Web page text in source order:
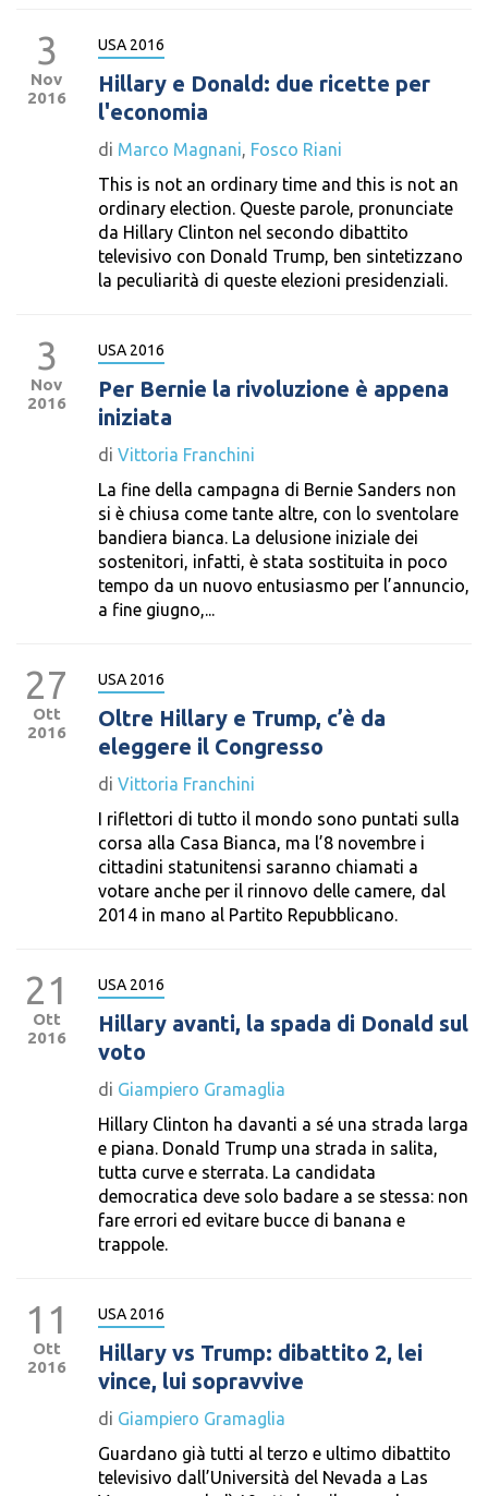
3
Nov
2016
USA 2016
Hillary e Donald: due ricette per
l'economia
di Marco Magnani, Fosco Riani
This is not an ordinary time and this is not an
ordinary election. Queste parole, pronunciate
da Hillary Clinton nel secondo dibattito
televisivo con Donald Trump, ben sintetizzano
la peculiarità di queste elezioni presidenziali.
3
Nov
2016
USA 2016
Per Bernie la rivoluzione è appena
iniziata
di Vittoria Franchini
La fine della campagna di Bernie Sanders non
si è chiusa come tante altre, con lo sventolare
bandiera bianca. La delusione iniziale dei
sostenitori, infatti, è stata sostituita in poco
tempo da un nuovo entusiasmo per l’annuncio,
a fine giugno,...
27
Ott
2016
USA 2016
Oltre Hillary e Trump, c’è da
eleggere il Congresso
di Vittoria Franchini
I riflettori di tutto il mondo sono puntati sulla
corsa alla Casa Bianca, ma l’8 novembre i
cittadini statunitensi saranno chiamati a
votare anche per il rinnovo delle camere, dal
2014 in mano al Partito Repubblicano.
21
Ott
2016
USA 2016
Hillary avanti, la spada di Donald sul
voto
di Giampiero Gramaglia
Hillary Clinton ha davanti a sé una strada larga
e piana. Donald Trump una strada in salita,
tutta curve e sterrata. La candidata
democratica deve solo badare a se stessa: non
fare errori ed evitare bucce di banana e
trappole.
11
Ott
2016
USA 2016
Hillary vs Trump: dibattito 2, lei
vince, lui sopravvive
di Giampiero Gramaglia
Guardano già tutti al terzo e ultimo dibattito
televisivo dall’Università del Nevada a Las